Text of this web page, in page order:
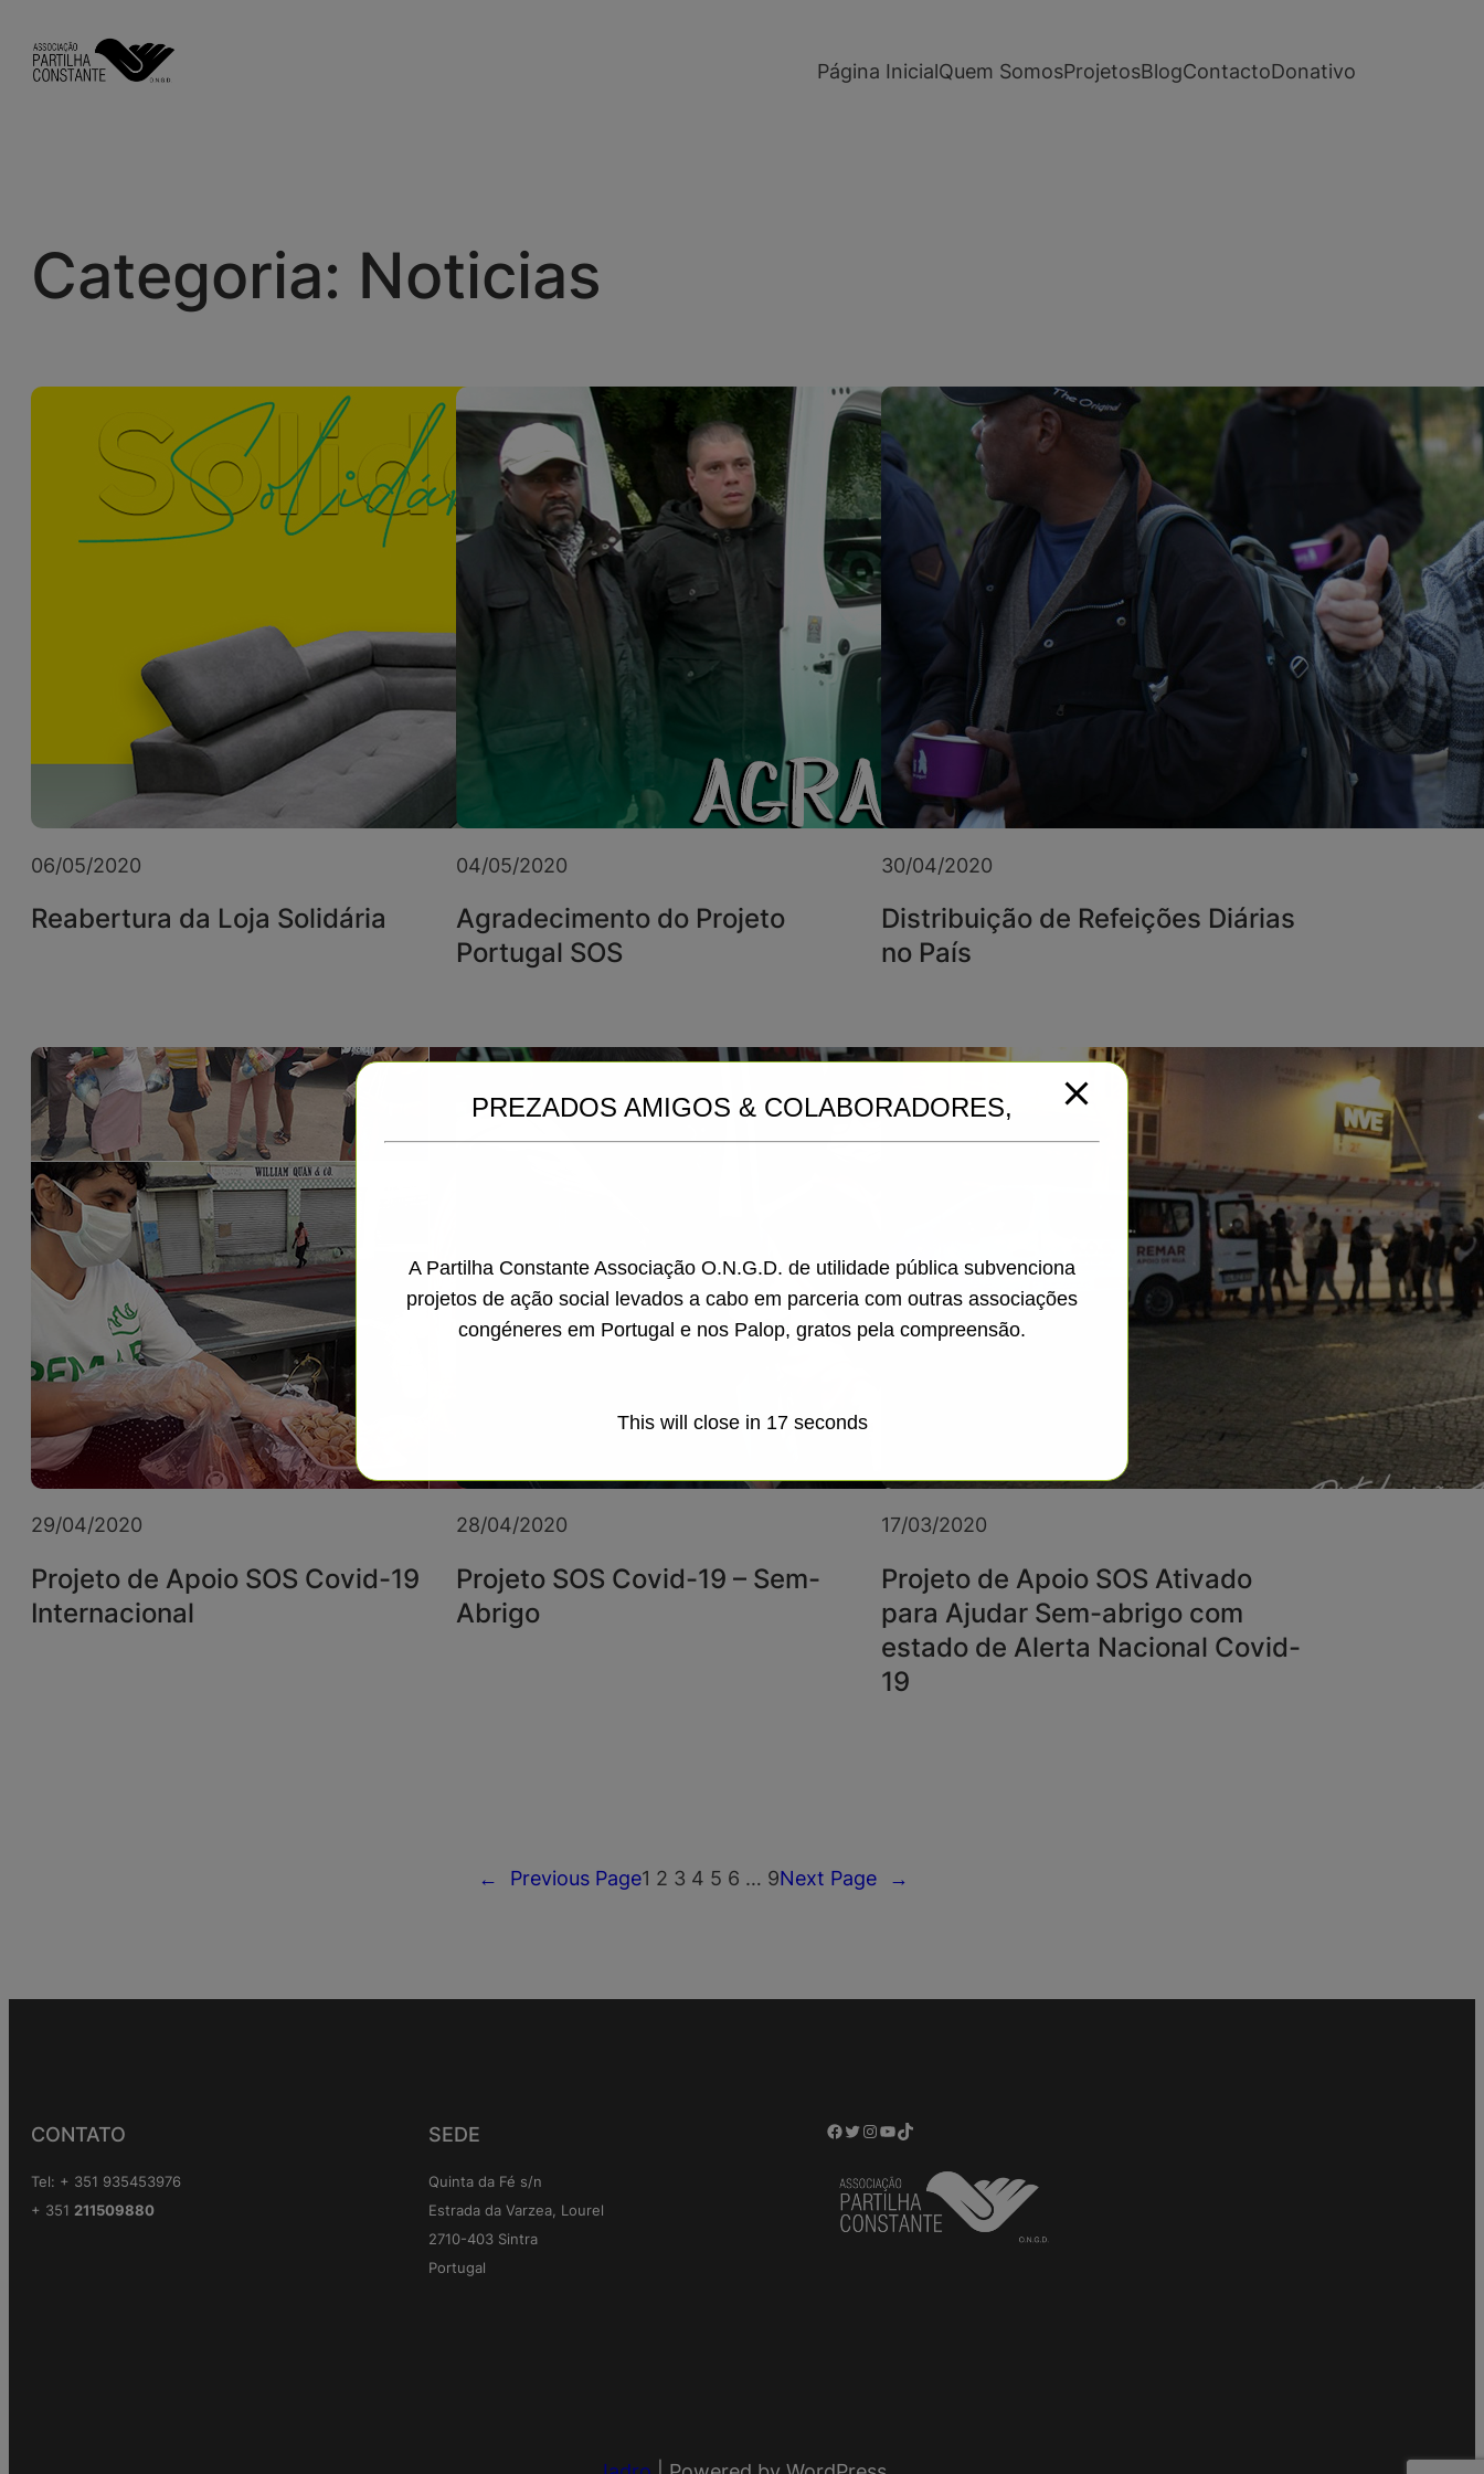
para
Página InicialQuem SomosProjetosBlogContactoDonativo
Categoria: Noticias
06/05/2020
Reabertura da Loja Solidária
04/05/2020
Agradecimento do Projeto
Portugal SOS
30/04/2020
Distribuição de Refeições Diárias
no País
29/04/2020
Projeto de Apoio SOS Covid-19
Internacional
28/04/2020
Projeto SOS Covid-19 – Sem-
Abrigo
17/03/2020
Projeto de Apoio SOS Ativado
para Ajudar Sem-abrigo com
estado de Alerta Nacional Covid-
19
← Previous Page1 2 3 4 5 6 … 9Next Page →
CONTATO
Tel: + 351 935453976
+ 351 211509880
SEDE
Quinta da Fé s/n
Estrada da Varzea, Lourel
2710-403 Sintra
Portugal
Facebook Twitter Instagram YouTube TikTok
PREZADOS AMIGOS & COLABORADORES,
A Partilha Constante Associação O.N.G.D. de utilidade pública subvenciona
projetos de ação social levados a cabo em parceria com outras associações
congéneres em Portugal e nos Palop, gratos pela compreensão.
This will close in 15seconds